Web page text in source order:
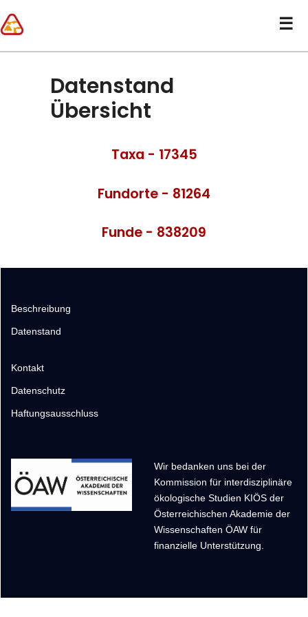
Datenstand
Übersicht
Taxa - 17345
Fundorte - 81264
Funde - 838209
Beschreibung
Datenstand
Kontakt
Datenschutz
Haftungsausschluss
Wir bedanken uns bei der
Kommission für interdisziplinäre
ökologische Studien KIÖS der
Österreichischen Akademie der
Wissenschaften ÖAW für
finanzielle Unterstützung.